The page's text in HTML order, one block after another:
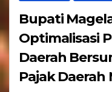
Bupati
Optimalisasi
Daerah Bersumber Dari Sektor
Pajak Daerah